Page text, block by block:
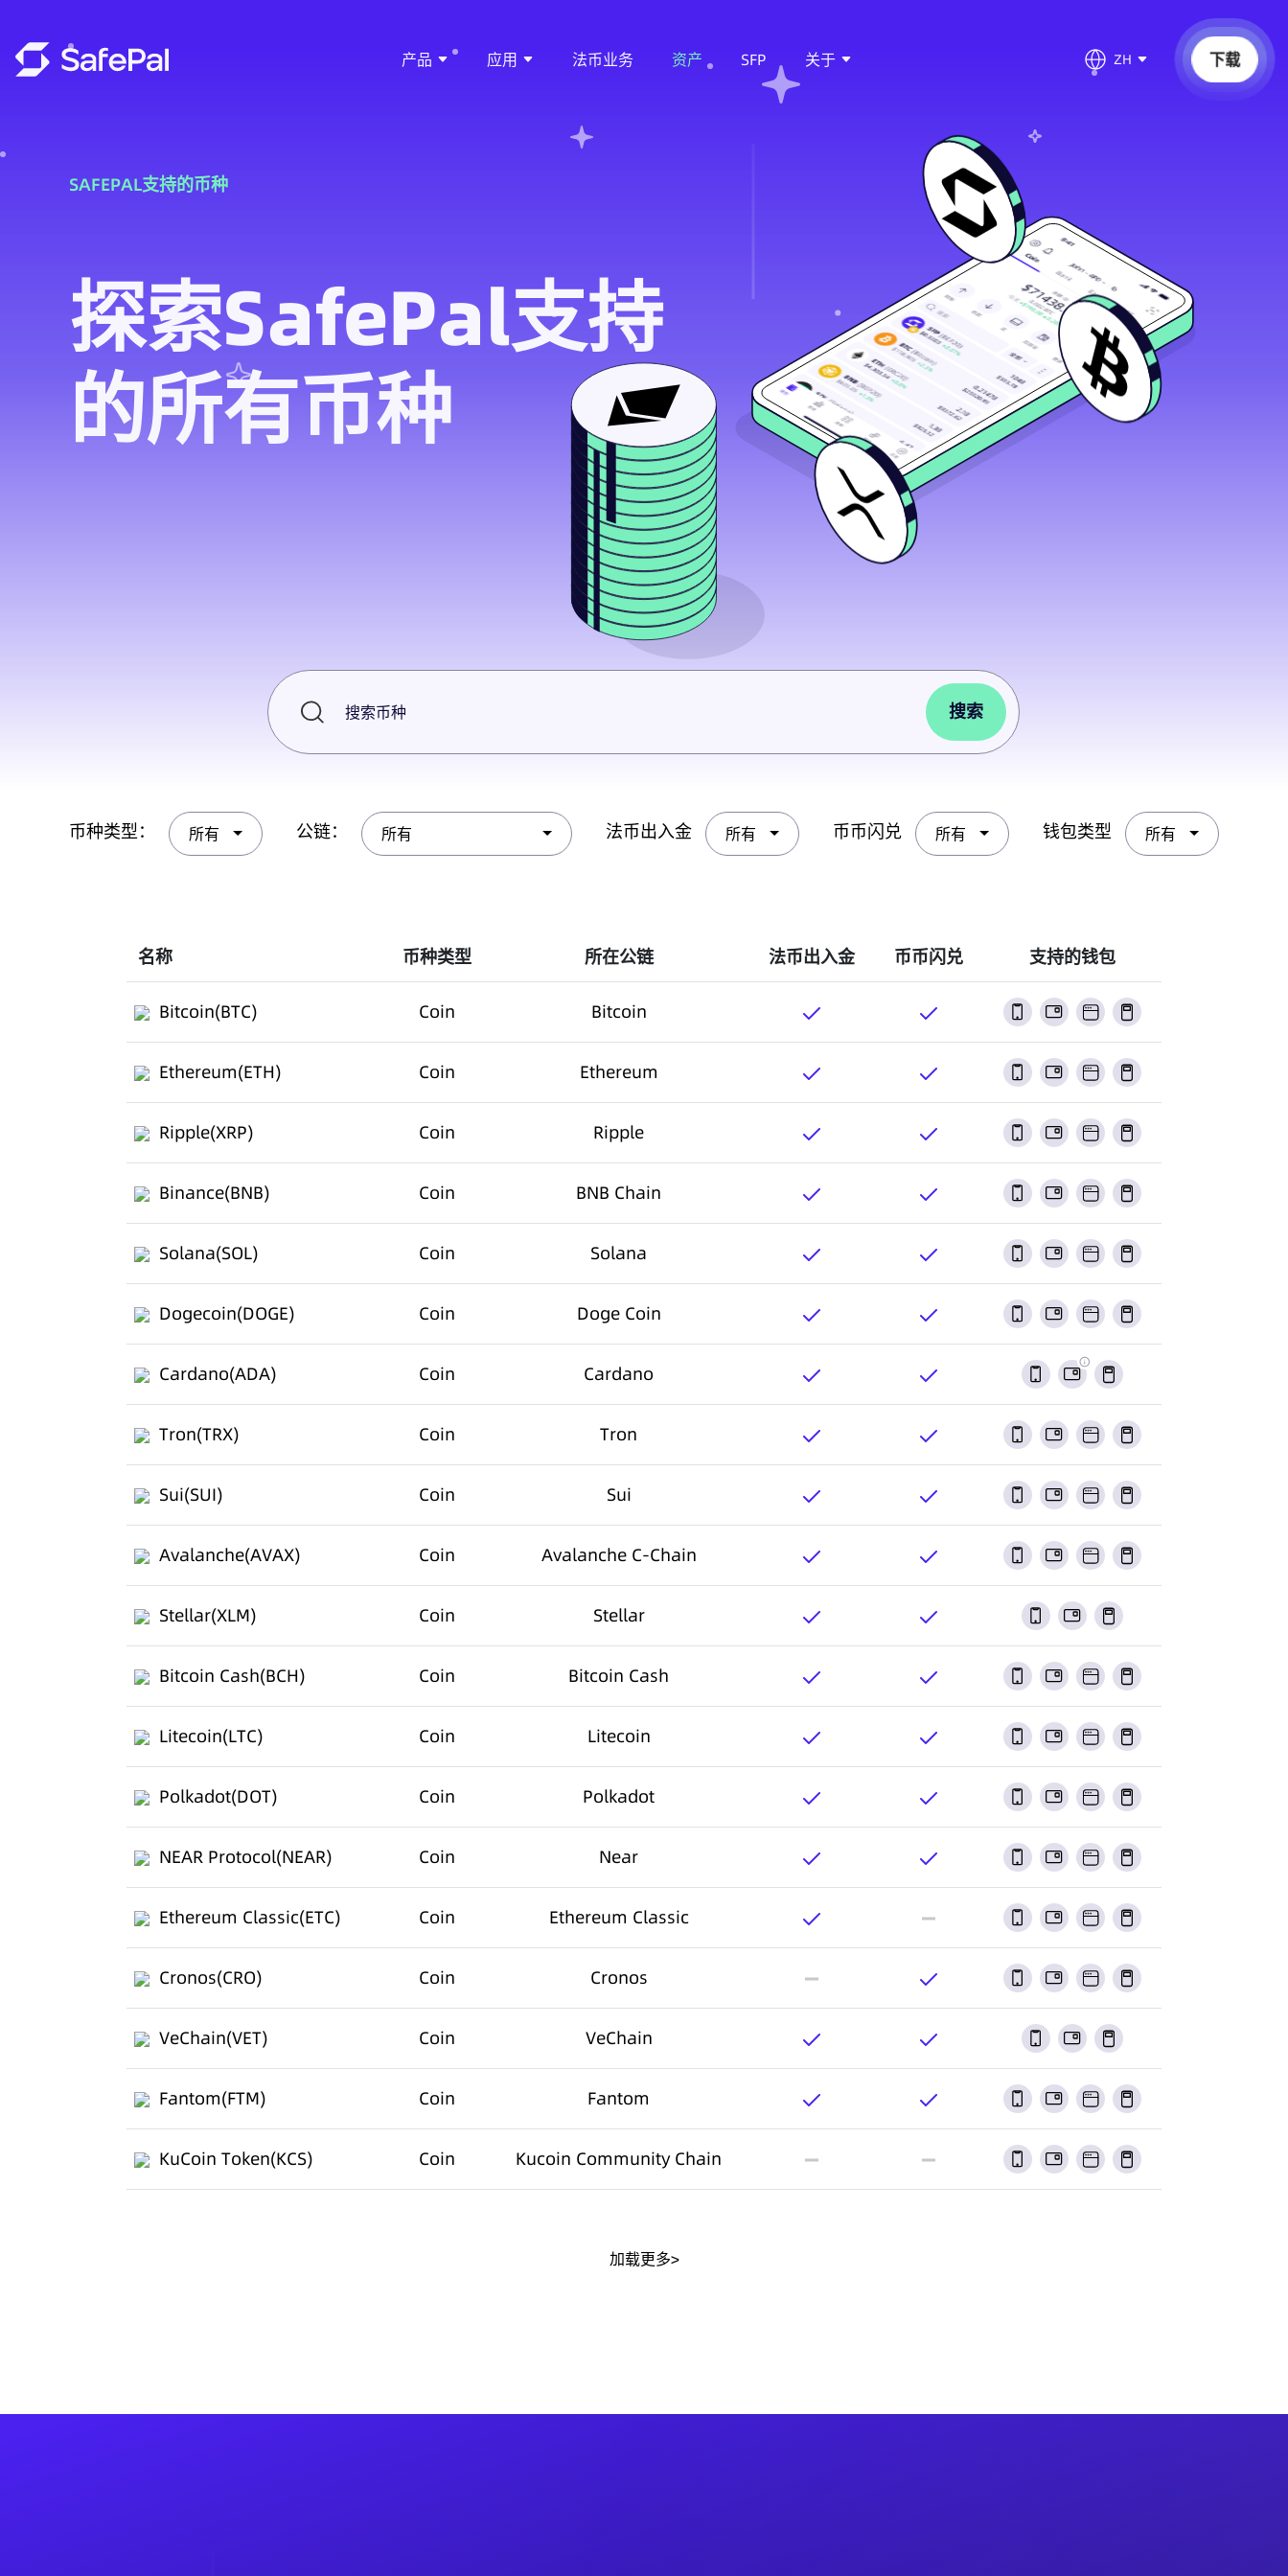
产品 应用 法币业务 资产 SFP 关于 ZH 下载
SAFEPAL支持的币种
探索SafePal支持
的所有币种
搜索
币种类型： 所有 公链： 所有 法币出入金 所有 币币闪兑 所有 钱包类型 所有
名称 币种类型 所在公链 法币出入金 币币闪兑 支持的钱包
Bitcoin(BTC) Coin Bitcoin
Ethereum(ETH) Coin Ethereum
Ripple(XRP) Coin Ripple
Binance(BNB) Coin BNB Chain
Solana(SOL) Coin Solana
Dogecoin(DOGE) Coin Doge Coin
Cardano(ADA) Coin Cardano
Tron(TRX) Coin Tron
Sui(SUI) Coin Sui
Avalanche(AVAX) Coin Avalanche C-Chain
Stellar(XLM) Coin Stellar
Bitcoin Cash(BCH) Coin Bitcoin Cash
Litecoin(LTC) Coin Litecoin
Polkadot(DOT) Coin Polkadot
NEAR Protocol(NEAR) Coin Near
Ethereum Classic(ETC) Coin Ethereum Classic
Cronos(CRO) Coin Cronos
VeChain(VET) Coin VeChain
Fantom(FTM) Coin Fantom
KuCoin Token(KCS) Coin Kucoin Community Chain
加载更多>